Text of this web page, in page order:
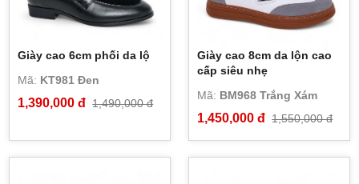
Giày cao 6cm phối da lộ
Mã: KT981 Đen
1,390,000 đ 1,490,000 đ
Giày cao 8cm da lộn cao
cấp siêu nhẹ
Mã: BM968 Trắng Xám
1,450,000 đ 1,550,000 đ